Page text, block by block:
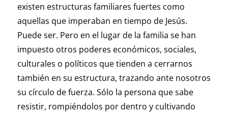
existen estructuras familiares fuertes como
aquellas que imperaban en tiempo de Jesús.
Puede ser. Pero en el lugar de la familia se han
impuesto otros poderes económicos, sociales,
culturales o políticos que tienden a cerrarnos
también en su estructura, trazando ante nosotros
su círculo de fuerza. Sólo la persona que sabe
resistir, rompiéndolos por dentro y cultivando